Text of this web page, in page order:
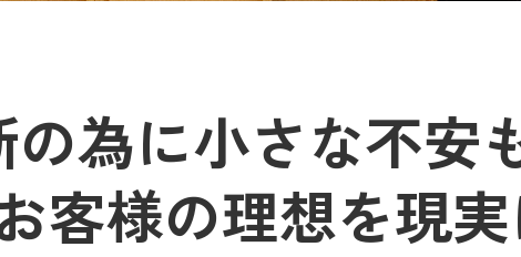
為に小さな不安
客様の理想を現